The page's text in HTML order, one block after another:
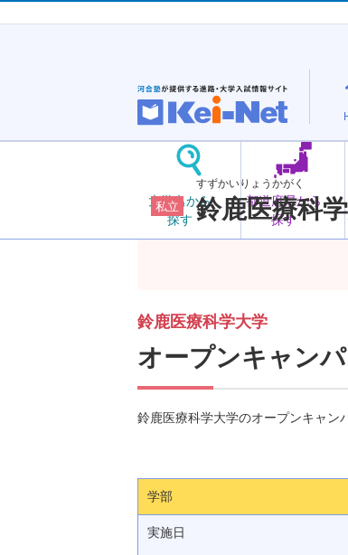
大学名から
探す
都道府県から
探す
私立
すずかいりょうかがく
鈴鹿医療科
鈴鹿医療科学大学
オープンキャン
鈴鹿医療科学大学のオープンキャン
学部
実施日